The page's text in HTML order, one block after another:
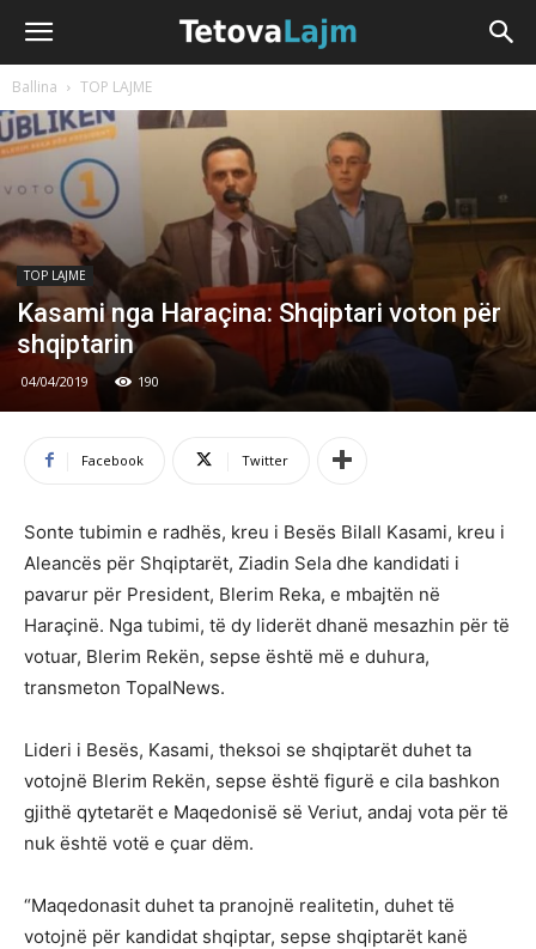
Ballina TOP LAJME
TOP LAJME
Kasami nga Haraçina: Shqiptari voton për
shqiptarin
04/04/2019 190
Facebook Twitter
Sonte tubimin e radhës, kreu i Besës Bilall Kasami, kreu i
Aleancës për Shqiptarët, Ziadin Sela dhe kandidati i
pavarur për President, Blerim Reka, e mbajtën në
Haraçinë. Nga tubimi, të dy liderët dhanë mesazhin për të
votuar, Blerim Rekën, sepse është më e duhura,
transmeton TopalNews.
Lideri i Besës, Kasami, theksoi se shqiptarët duhet ta
votojnë Blerim Rekën, sepse është figurë e cila bashkon
gjithë qytetarët e Maqedonisë së Veriut, andaj vota për të
nuk është votë e çuar dëm.
“Maqedonasit duhet ta pranojnë realitetin, duhet të
votojnë për kandidat shqiptar, sepse shqiptarët kanë